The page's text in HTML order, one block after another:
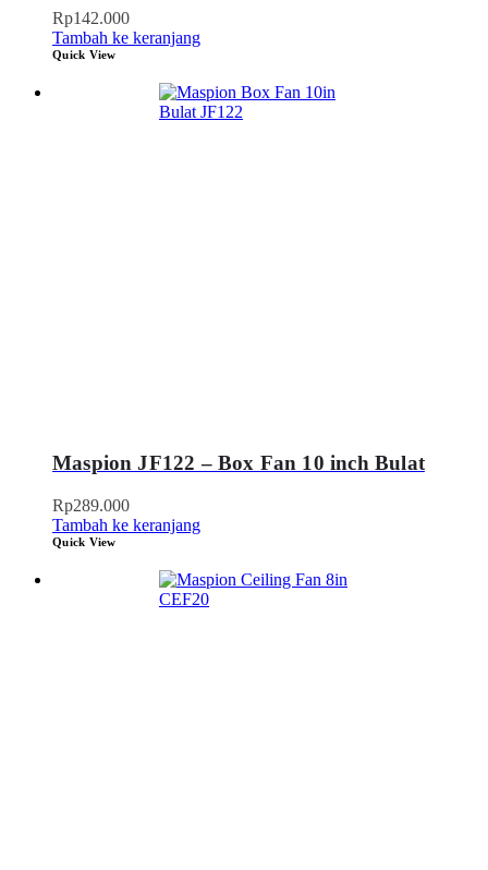
Rp142.000
Tambah ke keranjang
Quick View
Maspion JF122 – Box Fan 10 inch Bulat
Rp289.000
Tambah ke keranjang
Quick View